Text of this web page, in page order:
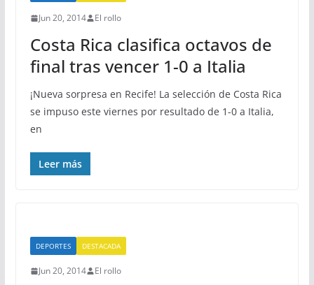
Jun 20, 2014 El rollo
Costa Rica clasifica octavos de
final tras vencer 1-0 a Italia
¡Nueva sorpresa en Recife! La selección de Costa Rica
se impuso este viernes por resultado de 1-0 a Italia,
en
Leer más
DEPORTES DESTACADA
Jun 20, 2014 El rollo